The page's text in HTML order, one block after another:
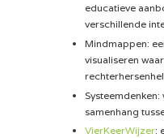
educatieve
verschillende
Mindmappen:
visualiseren
samenhang
VierKeerWijzer: